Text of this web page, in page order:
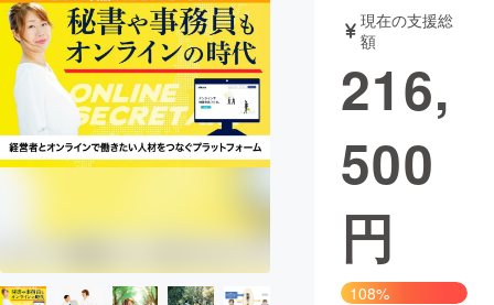
テクノロジー・ガジェット
映像・映画 書籍・雑誌
ビジネス・起業 チャレンジ
CAMPFIRE for Social Good
CAMPFIRE Creation
現在の支援総
額
216,
500
円
108%